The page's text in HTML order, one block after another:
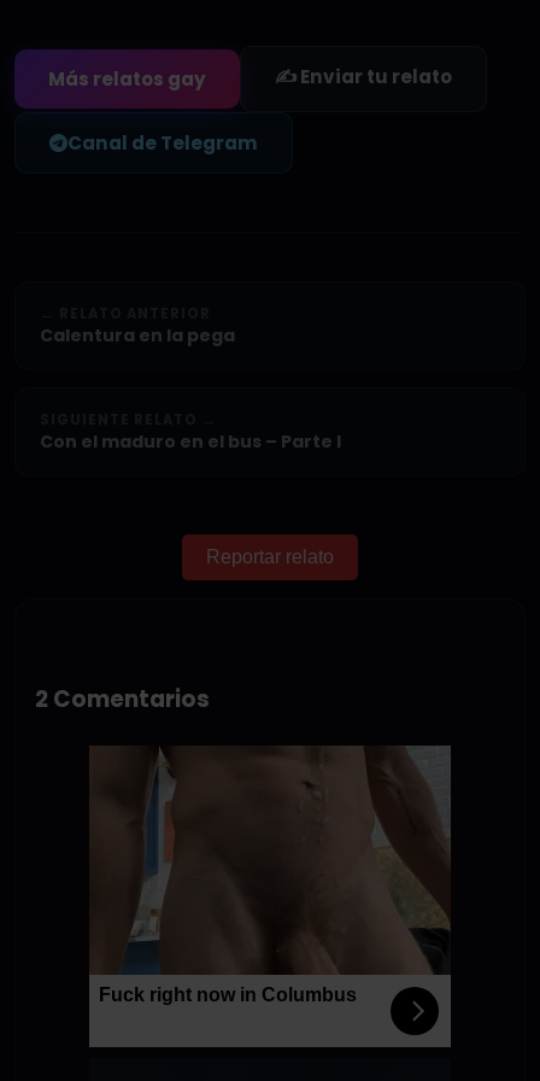
Más relatos gay ✍️ Enviar tu relato
Canal de Telegram
Calentura en la pega
Con el maduro en el bus – Parte I
Reportar relato
2 Comentarios
Fuck right now in Columbus